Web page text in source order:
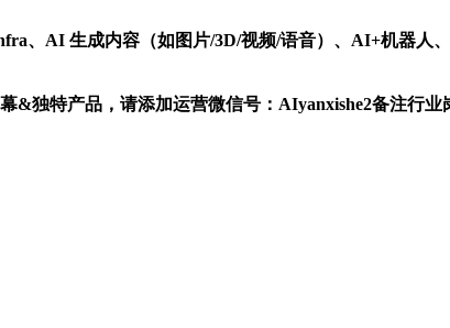
AI 生成内容（如图片/3D/视频/语音）、AI+机器人
特产品，请添加运营微信号：AIyanxishe2备注行业